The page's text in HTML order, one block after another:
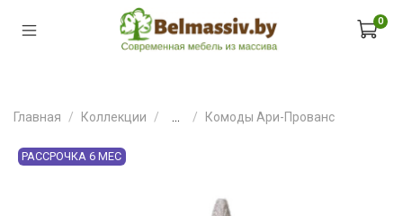
0
Главная Коллекции Комоды Ари-Прованс
РАССРОЧКА 6 МЕС